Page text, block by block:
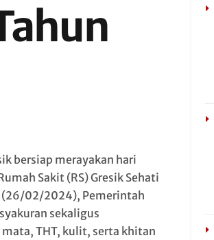
bersiap merayakan hari
Sakit (RS) Gresik Sehati
(26/02/2024), Pemerintah
sekaligus
THT, kulit, serta khitan